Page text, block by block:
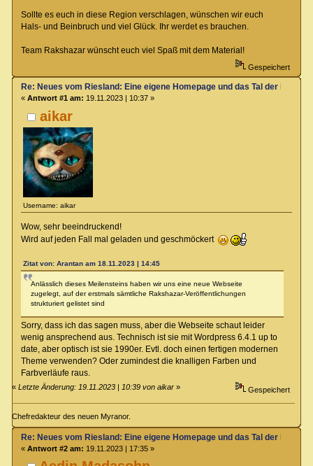
Sollte es euch in diese Region verschlagen, wünschen wir euch
Hals- und Beinbruch und viel Glück. Ihr werdet es brauchen.
Team Rakshazar wünscht euch viel Spaß mit dem Material!
Gespeichert
aikar
Username: aikar
Re: Neues vom Riesland: Eine eigene Homepage und das Tal der Klagen
« Antwort #1 am: 19.11.2023 | 10:37 »
Wow, sehr beeindruckend!
Wird auf jeden Fall mal geladen und geschmöckert
Zitat von: Arantan am 18.11.2023 | 14:45
Anlässlich dieses Meilensteins haben wir uns eine neue Webseite
zugelegt, auf der erstmals sämtliche Rakshazar-Veröffentlichungen
strukturiert gelistet sind
Sorry, dass ich das sagen muss, aber die Webseite schaut leider
wenig ansprechend aus. Technisch ist sie mit Wordpress 6.4.1 up to
date, aber optisch ist sie 1990er. Evtl. doch einen fertigen modernen
Theme verwenden? Oder zumindest die knalligen Farben und
Farbverläufe raus.
«Letzte Änderung: 19.11.2023 | 10:39 von aikar » Gespeichert
Chefredakteur des neuen Myranor.
Re: Neues vom Riesland: Eine eigene Homepage und das Tal der Klagen
« Antwort #2 am: 19.11.2023 | 17:35 »